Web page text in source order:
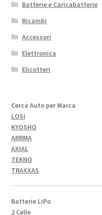
Batterie e Caricabatterie
Ricambi
Accessori
Elettronica
Elicotteri
Cerca Auto per Marca
LOSI
KYOSHO
ARRMA
AXIAL
TEKNO
TRAXXAS
Batterie LiPo
2 Celle